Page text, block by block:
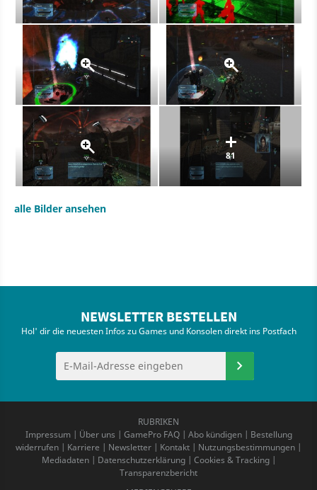
81
alle Bilder ansehen
NEWSLETTER BESTELLEN
Hol' dir die neuesten Infos zu Games und Konsolen direkt ins Postfach
RUBRIKEN
Impressum| Über uns | GamePro FAQ| Abo kündigen| Bestellung
widerrufen | Karriere | Newsletter | Kontakt | Nutzungsbestimmungen |
Mediadaten| Datenschutzerklärung| Cookies & Tracking|
Transparenzbericht